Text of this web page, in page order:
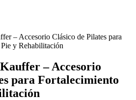
– Accesorio Clásico de Pilates para
y Rehabilitación
– Accesorio
para Fortalecimiento